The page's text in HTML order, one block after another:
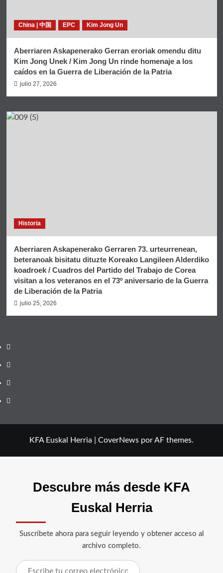
China | 中国 EPC Kim Jong Un
Aberriaren Askapenerako Gerran eroriak omendu ditu
Kim Jong Unek / Kim Jong Un rinde homenaje a los
caídos en la Guerra de Liberación de la Patria
julio 27, 2026
Historia
Aberriaren Askapenerako Gerraren 73. urteurrenean,
beteranoak bisitatu dituzte Koreako Langileen Alderdiko
koadroek / Cuadros del Partido del Trabajo de Corea
visitan a los veteranos en el 73º aniversario de la Guerra
de Liberación de la Patria
julio 25, 2026
Twitter
YouTube
Telegram
Facebook
KFA Euskal Herria CoverNews por AF themes.
Descubre más desde KFA
Euskal Herria
Suscríbete ahora para seguir leyendo y obtener acceso al
archivo completo.
Escribe